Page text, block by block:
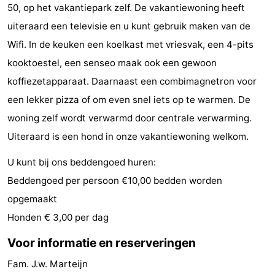
-
Zwembaden
Fietsen
-
Paardrijden
-
Delta-
en
Eten
en
Evenementen
Zoutelande
50, op het vakantiepark zelf. De vakantiewoning heeft
uiteraard een televisie en u kunt gebruik maken van de
Wifi. In de keuken een koelkast met vriesvak, een 4-pits
kooktoestel, een senseo maak ook een gewoon
koffiezetapparaat. Daarnaast een combimagnetron voor
een lekker pizza of om even snel iets op te warmen. De
woning zelf wordt verwarmd door centrale verwarming.
Uiteraard is een hond in onze vakantiewoning welkom.
U kunt bij ons beddengoed huren:
Beddengoed per persoon €10,00 bedden worden
opgemaakt
Honden € 3,00 per dag
Voor informatie en reserveringen
Fam. J.w. Marteijn